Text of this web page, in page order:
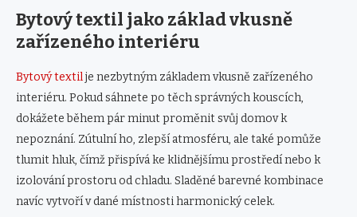
Bytový textil jako základ vkusně
zařízeného interiéru
Bytový textilje nezbytným základem vkusně zařízeného
interiéru. Pokud sáhnete po těch správných kouscích,
dokážete během pár minut proměnit svůj domov k
nepoznání. Zútulní ho, zlepší atmosféru, ale také pomůže
tlumit hluk, čímž přispívá ke klidnějšímu prostředí nebo k
izolování prostoru od chladu. Sladěné barevné kombinace
navíc vytvoří v dané místnosti harmonický celek.